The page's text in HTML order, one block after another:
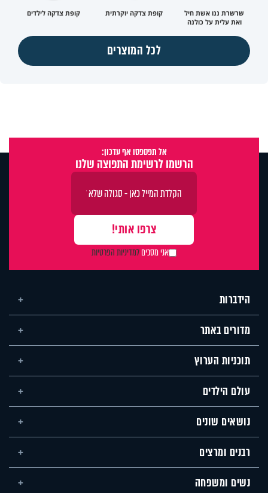
שרשרת ננו אשת חיל
ואת עלית על כולנה
קופת צדקה יוקרתית קופת צדקה לילדים
לכל המוצרים
אל תפספסו אף עדכון:
הרשמו לרשימת התפוצה שלנו
אני מסכיםלמדיניות הפרטיות
הידברות
מדורים באתר
תוכניות הערוץ
עולם הילדים
נושאים שונים
רבנים ומרצים
נשים ומשפחה